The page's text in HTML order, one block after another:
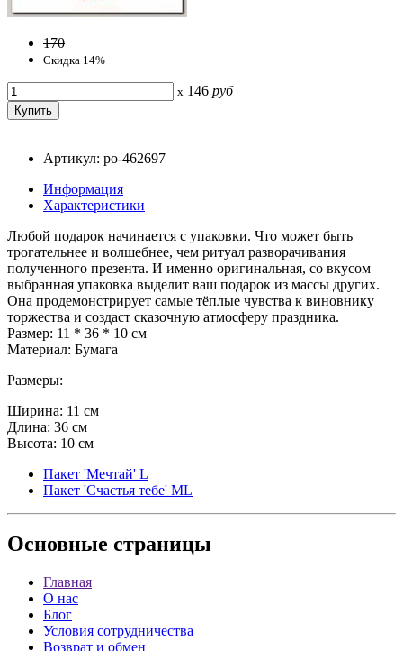
170
Скидка 14%
x 146 руб
Артикул: po-462697
Информация
Характеристики
Любой подарок начинается с упаковки. Что может быть
трогательнее и волшебнее, чем ритуал разворачивания
полученного презента. И именно оригинальная, со вкусом
выбранная упаковка выделит ваш подарок из массы других.
Она продемонстрирует самые тёплые чувства к виновнику
торжества и создаст сказочную атмосферу праздника.
Размер: 11 * 36 * 10 см
Материал: Бумага
Размеры:
Ширина: 11 см
Длина: 36 см
Высота: 10 см
Пакет 'Мечтай' L
Пакет 'Счастья тебе' ML
Основные страницы
Главная
О нас
Блог
Условия сотрудничества
Возврат и обмен